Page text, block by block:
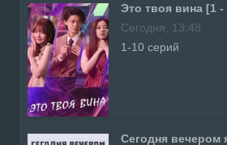
Это твоя вина [1 -
Сегодня, 13:48
1-10 серий
Сегодня вечером